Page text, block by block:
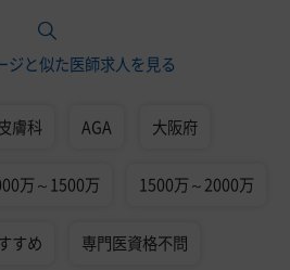
ジと似た医師求人を見る
膚科 AGA 大阪府
万～1500万 1500万～2000万
すめ 専門医資格不問